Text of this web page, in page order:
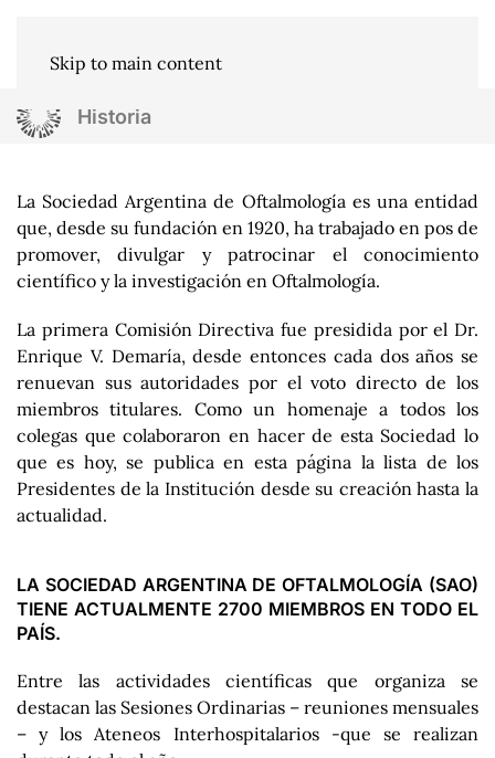
Skip to main content
Historia
La Sociedad Argentina de Oftalmología es una entidad
que, desde su fundación en 1920, ha trabajado en pos de
promover, divulgar y patrocinar el conocimiento
científico y la investigación en Oftalmología.
La primera Comisión Directiva fue presidida por el Dr.
Enrique V. Demaría, desde entonces cada dos años se
renuevan sus autoridades por el voto directo de los
miembros titulares. Como un homenaje a todos los
colegas que colaboraron en hacer de esta Sociedad lo
que es hoy, se publica en esta página la lista de los
Presidentes de la Institución desde su creación hasta la
actualidad.
LA SOCIEDAD ARGENTINA DE OFTALMOLOGÍA (SAO)
TIENE ACTUALMENTE 2700 MIEMBROS EN TODO EL
PAÍS.
Entre las actividades científicas que organiza se
destacan las Sesiones Ordinarias – reuniones mensuales
– y los Ateneos Interhospitalarios -que se realizan